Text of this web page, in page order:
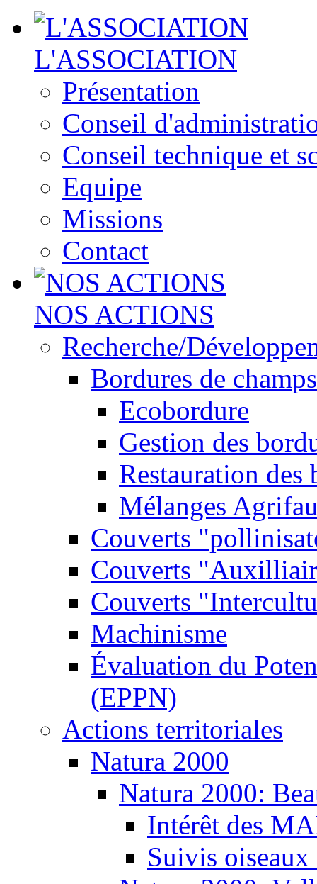
L'ASSOCIATION
Présentation
Conseil
Conseil technique et
Equipe
Missions
Contact
NOS ACTIONS
Recherche/
Bordures de champs
Ecobordure
Gestion des
Restauration des
Mélanges
Couverts
Couverts
Couverts
Machinisme
Évaluation du
(EPPN)
Actions territoriales
Natura 2000
Natura 2000:
Intérêt des
Suivis oiseaux